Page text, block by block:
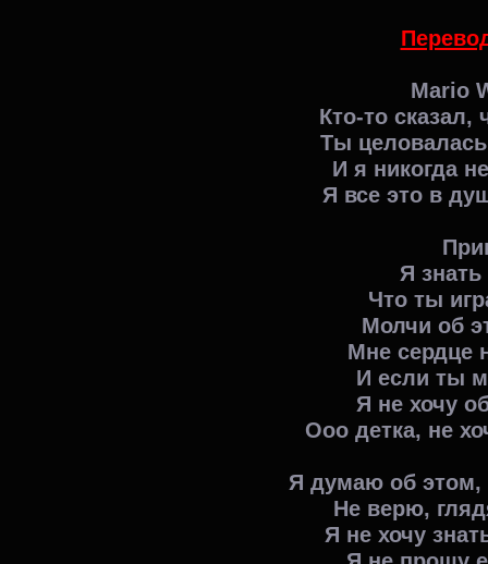
Mario
Кто-то сказал,
Ты
И я никогда
Я все это в
Я знать
Что ты
Молчи об
Мне сердце
И если ты
Я не хочу
Ооо детка, не
Я думаю об этом,
Не верю,
Я не хочу